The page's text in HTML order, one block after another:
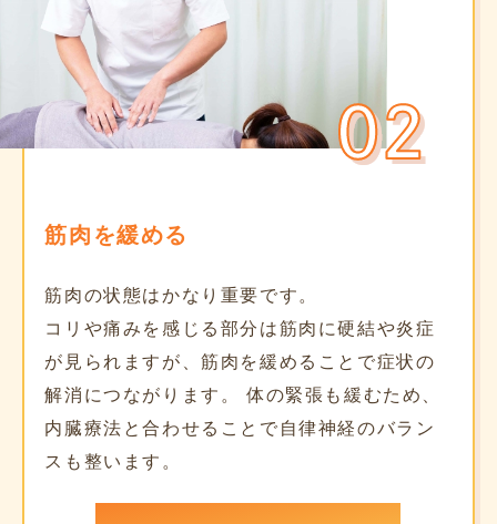
筋肉を緩める
筋肉の状態はかなり重要です。
コリや痛みを感じる部分は筋肉に硬結や炎症
が見られますが、筋肉を緩めることで症状の
解消につながります。 体の緊張も緩むため、
内臓療法と合わせることで自律神経のバラン
スも整います。